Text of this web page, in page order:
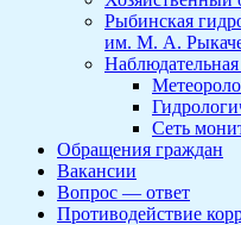
Рыбинская
им. М. А.
Наблюдательная
Сеть
Обращения граждан
Вакансии
Вопрос — ответ
Противодействие